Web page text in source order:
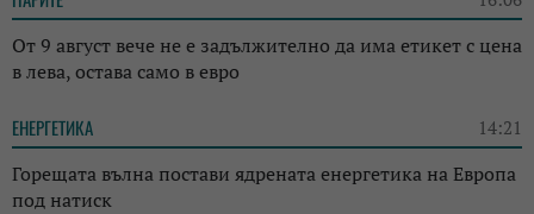
От 9 август вече не е задължително да има етикет с цена
в лева, остава само в евро
ЕНЕРГЕТИКА 14:21
Горещата вълна постави ядрената енергетика на Европа
под натиск